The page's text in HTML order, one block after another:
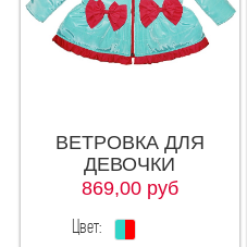
ВЕТРОВКА ДЛЯ
ДЕВОЧКИ
869,00руб
Цвет: